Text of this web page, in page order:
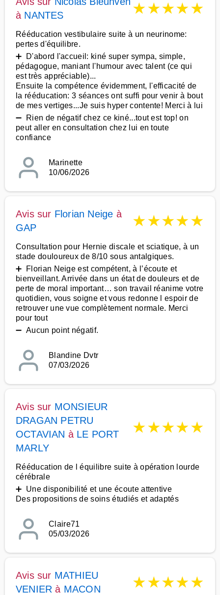
à NANTES ★★★★★
Rééducation vestibulaire suite à un neurinome:
pertes d'équilibre.
➕ D'abord l'accueil: kiné super sympa, simple,
pédagogue, maniant l'humour avec talent (ce qui
est très appréciable)...
Ensuite la compétence évidemment, l'efficacité de
la rééducation: 3 séances ont suffi pour venir à bout
de mes vertiges...Je suis hyper contente! Merci à lui
➖ Rien de négatif chez ce kiné...tout est top! on
peut aller en consultation chez lui en toute
confiance
Marinette
10/06/2026
Avis sur Florian Neige à
GAP
★★★★★
Consultation pour Hernie discale et sciatique, à un
stade douloureux de 8/10 sous antalgiques.
➕ Florian Neige est compétent, à l’écoute et
bienveillant. Arrivée dans un état de douleurs et de
perte de moral important… son travail réanime votre
quotidien, vous soigne et vous redonne l espoir de
retrouver une vue complètement normale. Merci
pour tout
➖ Aucun point négatif.
Blandine Dvtr
07/03/2026
Avis sur MONSIEUR
DRAGAN PETRU
OCTAVIAN à LE PORT
MARLY
★★★★★
Rééducation de l équilibre suite à opération lourde
cérébrale
➕ Une disponibilité et une écoute attentive
Des propositions de soins étudiés et adaptés
Claire71
05/03/2026
Avis sur MATHIEU
VENIER à MACON ★★★★★